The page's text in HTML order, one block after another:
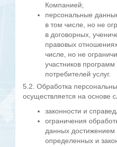
Компанией;
персональные
в том числе, но не
в договорных,
правовых
числе, но не
участников программ
потребителей услуг.
5.2. Обработка
осуществляется на основе
законности и
ограничения
данных достижением
определенных и